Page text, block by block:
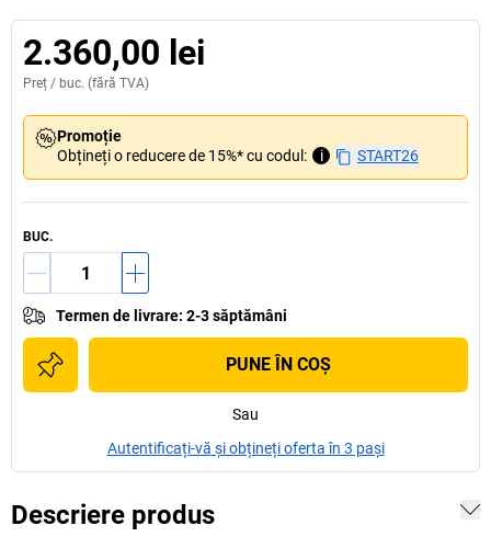
2.360,00 lei
Preț / buc. (fără TVA)
Promoție
Obțineți o reducere de 15%* cu codul:
i START26
BUC.
Termen de livrare: 2-3 săptămâni
PUNE ÎN COŞ
Sau
Autentificați-vă și obțineți oferta în 3 pași
Descriere produs